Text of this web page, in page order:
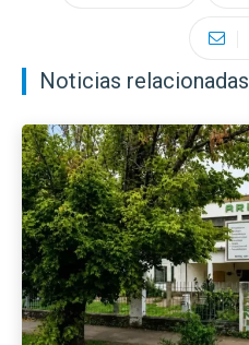
Noticias relacionadas